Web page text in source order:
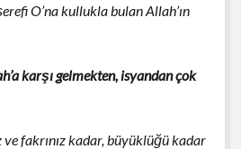
O’na kullukla bulan Allah’ın
karşı gelmekten, isyandan çok
fakrınız kadar, büyüklüğü kadar